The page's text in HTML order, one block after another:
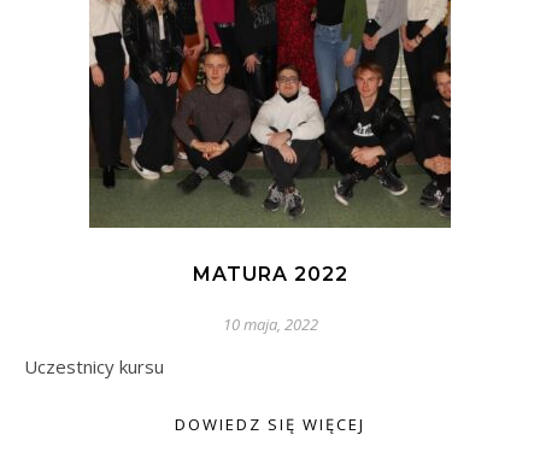
MATURA 2022
10 maja, 2022
Uczestnicy kursu
DOWIEDZ SIĘ WIĘCEJ